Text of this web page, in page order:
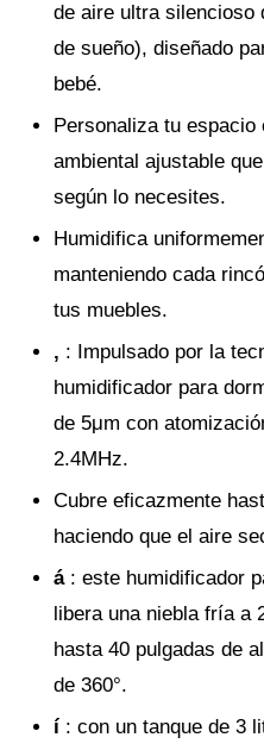
de aire ultra silencioso
de sueño), diseñado
bebé.
Personaliza tu espacio
ambiental ajustable
según lo necesites.
Humidifica
manteniendo cada
tus muebles.
, : Impulsado por la
humidificador para
de 5μm con
2.4MHz.
Cubre eficazmente
haciendo que el aire
á : este humidificador
libera una niebla fría a
hasta 40 pulgadas de
de 360°.
í : con un tanque de 3